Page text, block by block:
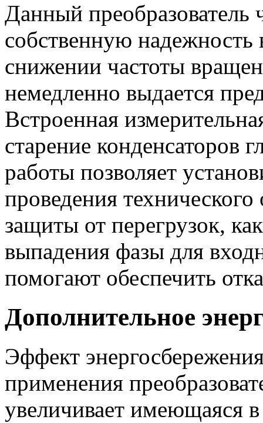
Данный преобразователь
собственную
снижении частоты
немедленно выдается
Встроенная
старение конденсаторов
работы позволяет
проведения
защиты от перегрузок,
выпадения фазы для
помогают обеспечить
Дополнительное
Эффект
применения
увеличивает имеющаяся